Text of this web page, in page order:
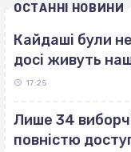
ОСТАННІ НОВИНИ
Кайдаші були
досі живуть
17:25
Лише 34
повністю